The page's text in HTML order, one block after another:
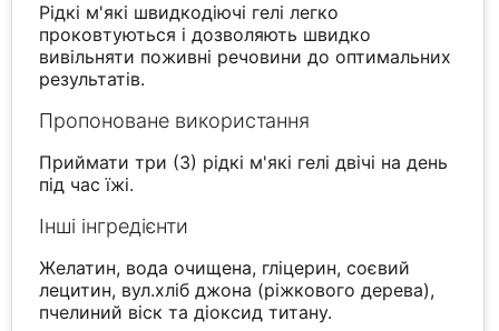
Рідкі м'які швидкодіючі гелі легко
проковтуються і дозволяють швидко
вивільняти поживні речовини до оптимальних
результатів.
Пропоноване використання
Приймати три (3) рідкі м'які гелі двічі на день
під час їжі.
Інші інгредієнти
Желатин, вода очищена, гліцерин, соєвий
лецитин, вул.хліб джона (ріжкового дерева),
пчелиний віск та діоксид титану.